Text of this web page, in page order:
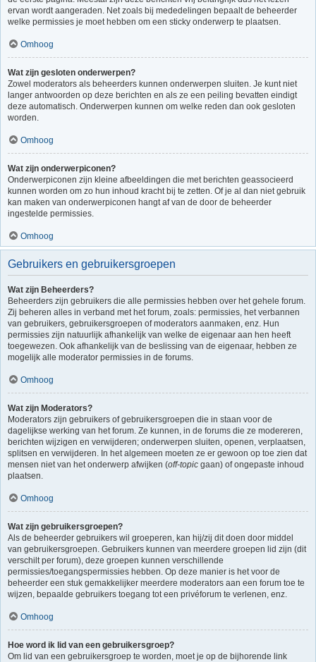
ervan wordt aangeraden. Net zoals bij mededelingen bepaalt de beheerder
welke permissies je moet hebben om een sticky onderwerp te plaatsen.
Omhoog
Wat zijn gesloten onderwerpen?
Zowel moderators als beheerders kunnen onderwerpen sluiten. Je kunt niet
langer antwoorden op deze berichten en als ze een peiling bevatten eindigt
deze automatisch. Onderwerpen kunnen om welke reden dan ook gesloten
worden.
Omhoog
Wat zijn onderwerpiconen?
Onderwerpiconen zijn kleine afbeeldingen die met berichten geassocieerd
kunnen worden om zo hun inhoud kracht bij te zetten. Of je al dan niet gebruik
kan maken van onderwerpiconen hangt af van de door de beheerder
ingestelde permissies.
Omhoog
Gebruikers en gebruikersgroepen
Wat zijn Beheerders?
Beheerders zijn gebruikers die alle permissies hebben over het gehele forum.
Zij beheren alles in verband met het forum, zoals: permissies, het verbannen
van gebruikers, gebruikersgroepen of moderators aanmaken, enz. Hun
permissies zijn natuurlijk afhankelijk van welke de eigenaar aan hen heeft
toegewezen. Ook afhankelijk van de beslissing van de eigenaar, hebben ze
mogelijk alle moderator permissies in de forums.
Omhoog
Wat zijn Moderators?
Moderators zijn gebruikers of gebruikersgroepen die in staan voor de
dagelijkse werking van het forum. Ze kunnen, in de forums die ze modereren,
berichten wijzigen en verwijderen; onderwerpen sluiten, openen, verplaatsen,
splitsen en verwijderen. In het algemeen moeten ze er gewoon op toe zien dat
mensen niet van het onderwerp afwijken (off-topic gaan) of ongepaste inhoud
plaatsen.
Omhoog
Wat zijn gebruikersgroepen?
Als de beheerder gebruikers wil groeperen, kan hij/zij dit doen door middel
van gebruikersgroepen. Gebruikers kunnen van meerdere groepen lid zijn (dit
verschilt per forum), deze groepen kunnen verschillende
permissies/toegangspermissies hebben. Op deze manier is het voor de
beheerder een stuk gemakkelijker meerdere moderators aan een forum toe te
wijzen, bepaalde gebruikers toegang tot een privéforum te verlenen, enz.
Omhoog
Hoe word ik lid van een gebruikersgroep?
Om lid van een gebruikersgroep te worden, moet je op de bijhorende link